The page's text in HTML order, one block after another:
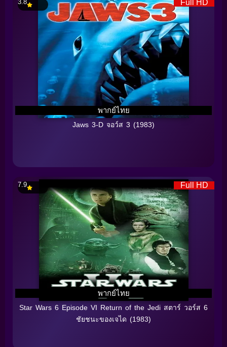
Full HD
พากย์ไทย
3.8
Jaws 3-D จอว์ส 3 (1983)
Full HD
พากย์ไทย
7.9
Star Wars 6 Episode VI Return of the Jedi สตาร์ วอร์ส 6
ชัยชนะของเจได (1983)